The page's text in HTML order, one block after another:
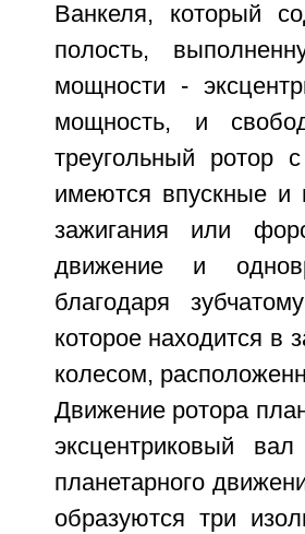
Ванкеля, который
полость,
мощности -
мощность, и
треугольный ротор
имеются впускные и
зажигания или
движение и
благодаря
которое находится в
колесом,
Движение ротора
эксцентриковый
планетарного
образуются три